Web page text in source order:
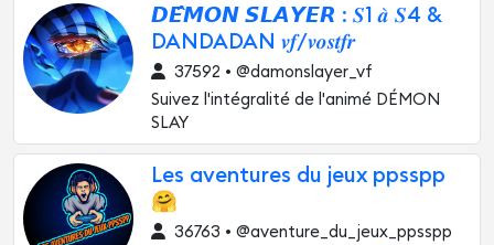
𝘿𝙀̂𝙈𝙊𝙉 𝙎𝙇𝘼𝙔𝙀𝙍 : 𝑺1 𝒂̀ 𝑺4 &
DANDADAN 𝒗𝒇/𝒗𝒐𝒔𝒕𝒇𝒓
37592 • @damonslayer_vf
Suivez l'intégralité de l'animé DÉMON
SLAY
Les aventures du jeux ppsspp
🤗
36763 • @aventure_du_jeux_ppsspp